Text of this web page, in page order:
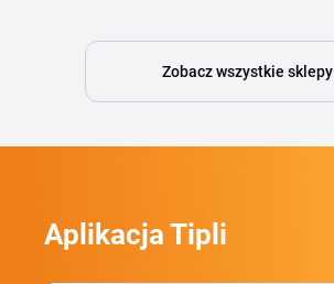
Zobacz wszystkie sklepy
Aplikacja Tipli